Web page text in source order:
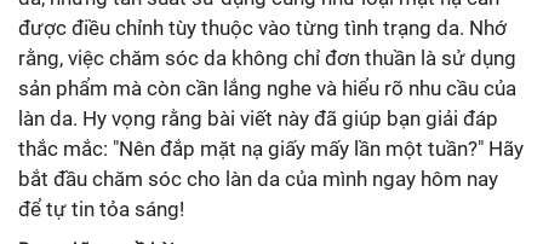
được điều chỉnh tùy thuộc vào từng tình trạng da. Nhớ
rằng, việc chăm sóc da không chỉ đơn thuần là sử dụng
sản phẩm mà còn cần lắng nghe và hiểu rõ nhu cầu của
làn da. Hy vọng rằng bài viết này đã giúp bạn giải đáp
thắc mắc: "Nên đắp mặt nạ giấy mấy lần một tuần?" Hãy
bắt đầu chăm sóc cho làn da của mình ngay hôm nay
để tự tin tỏa sáng!